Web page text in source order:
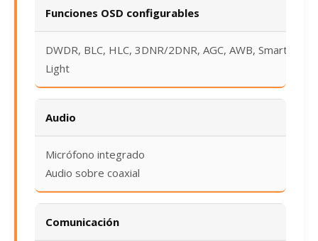
Funciones OSD configurables
DWDR, BLC, HLC, 3DNR/2DNR, AGC, AWB, Smart
Light
Audio
Micrófono integrado
Audio sobre coaxial
Comunicación